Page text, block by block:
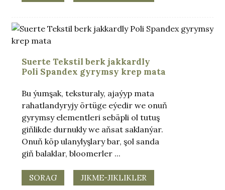
Suerte Tekstil berk jakkardly
Poli Spandex gyrymsy krep mata
Bu ýumşak, teksturaly, ajaýyp mata
rahatlandyryjy örtüge eýedir we onuň
gyrymsy elementleri sebäpli ol tutuş
giňlikde durnukly we aňsat saklanýar.
Onuň köp ulanylyşlary bar, şol sanda
giň balaklar, bloomerler ...
SORAG JIKME-JIKLIKLER